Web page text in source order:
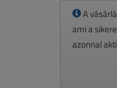
A
ami a
azonnal